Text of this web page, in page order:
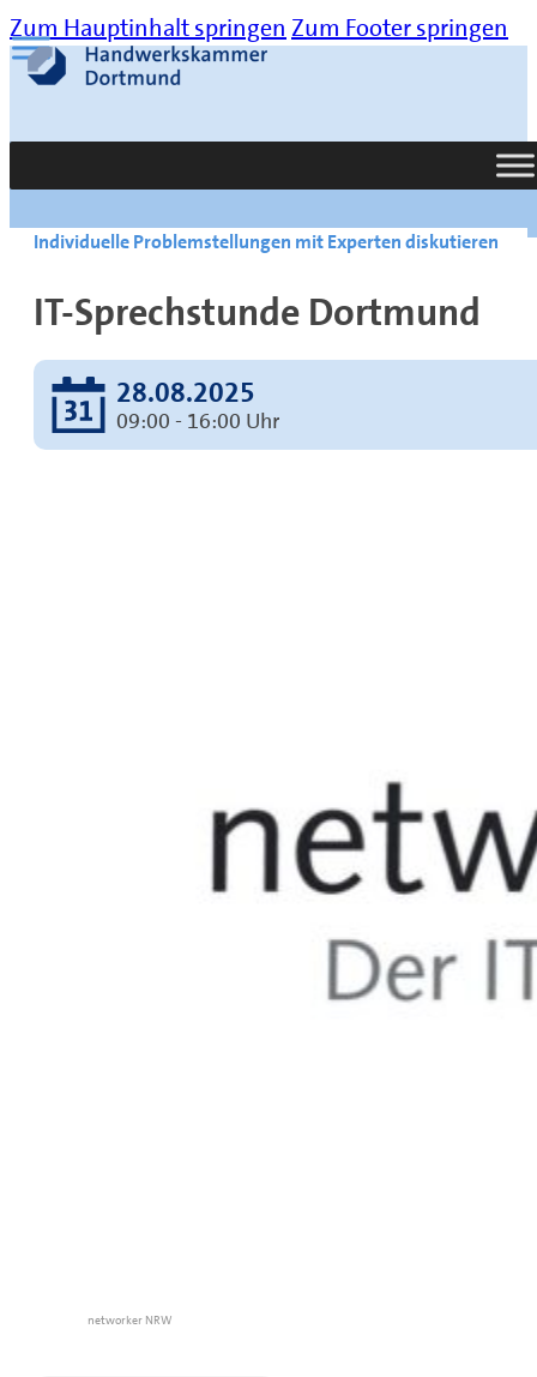
Zum Hauptinhalt springen Zum Footer springen
Suche
Individuelle Problemstellungen mit Experten diskutieren
IT-Sprechstunde Dortmund
28.08.2025
09:00 - 16:00 Uhr
networker NRW